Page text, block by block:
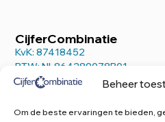
Beheer
Om de beste ervaringen te bieden,
CijferCombinatie
KvK: 87418452
BTW: NL864289078B01